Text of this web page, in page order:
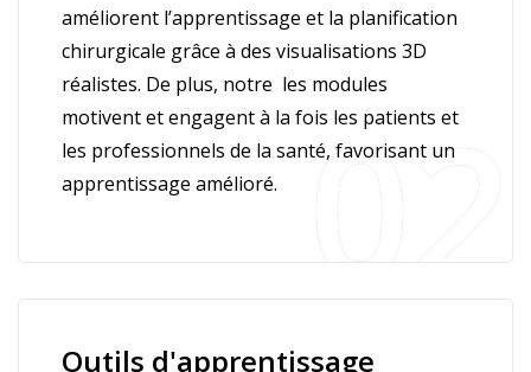
améliorent l’apprentissage et la planification
chirurgicale grâce à des visualisations 3D
réalistes. De plus, notre les modules
motivent et engagent à la fois les patients et
les professionnels de la santé, favorisant un
apprentissage amélioré.
Outils d'apprentissage